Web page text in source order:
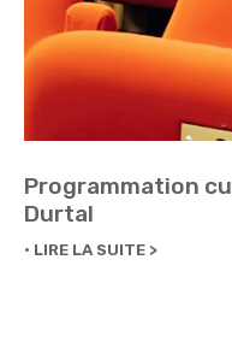
Programmation
Durtal
LIRE LA SUITE